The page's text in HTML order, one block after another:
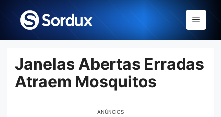
content
Menu
Janelas Abertas Erradas
Atraem Mosquitos
ANÚNCIOS